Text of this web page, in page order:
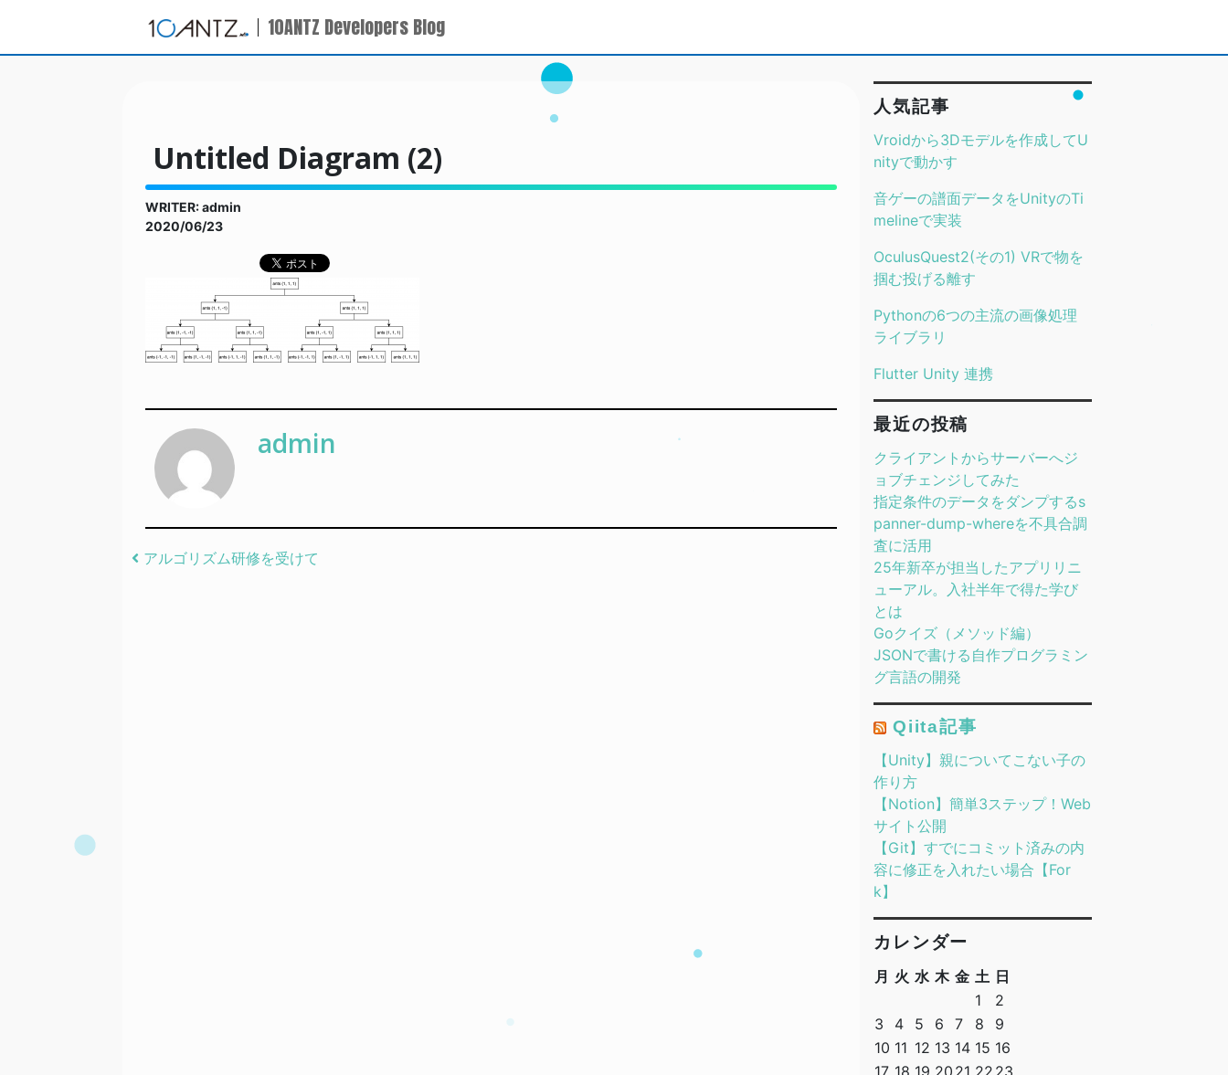
10ANTZ Developers Blog
Untitled Diagram (2)
WRITER: admin
2020/06/23
admin
Post navigation
アルゴリズム研修を受けて
人気記事
Vroidから3Dモデルを作成してU
nityで動かす
音ゲーの譜面データをUnityのTi
melineで実装
OculusQuest2(その1) VRで物を
掴む投げる離す
Pythonの6つの主流の画像処理
ライブラリ
Flutter Unity 連携
最近の投稿
クライアントからサーバーへジ
ョブチェンジしてみた
指定条件のデータをダンプするs
panner-dump-whereを不具合調
査に活用
25年新卒が担当したアプリリニ
ューアル。入社半年で得た学び
とは
Goクイズ（メソッド編）
JSONで書ける自作プログラミン
グ言語の開発
Qiita記事
【Unity】親についてこない子の
作り方
【Notion】簡単3ステップ！Web
サイト公開
【Git】すでにコミット済みの内
容に修正を入れたい場合【For
k】
カレンダー
月 火 水 木 金 土 日
1
2
3
4 5 6 7 8
9
10 11 12 13 14 15 16